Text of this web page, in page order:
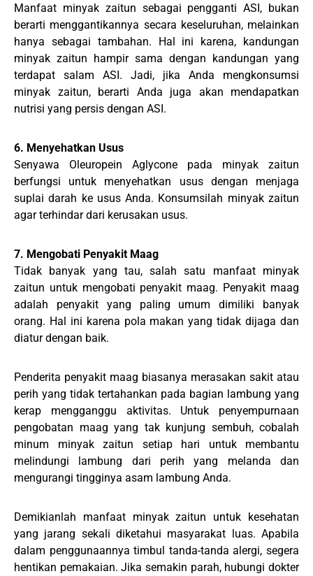
Manfaat minyak zaitun sebagai pengganti ASI, bukan
berarti menggantikannya secara keseluruhan, melainkan
hanya sebagai tambahan. Hal ini karena, kandungan
minyak zaitun hampir sama dengan kandungan yang
terdapat salam ASI. Jadi, jika Anda mengkonsumsi
minyak zaitun, berarti Anda juga akan mendapatkan
nutrisi yang persis dengan ASI.
6. Menyehatkan Usus
Senyawa Oleuropein Aglycone pada minyak zaitun
berfungsi untuk menyehatkan usus dengan menjaga
suplai darah ke usus Anda. Konsumsilah minyak zaitun
agar terhindar dari kerusakan usus.
7. Mengobati Penyakit Maag
Tidak banyak yang tau, salah satu manfaat minyak
zaitun untuk mengobati penyakit maag. Penyakit maag
adalah penyakit yang paling umum dimiliki banyak
orang. Hal ini karena pola makan yang tidak dijaga dan
diatur dengan baik.
Penderita penyakit maag biasanya merasakan sakit atau
perih yang tidak tertahankan pada bagian lambung yang
kerap mengganggu aktivitas. Untuk penyempurnaan
pengobatan maag yang tak kunjung sembuh, cobalah
minum minyak zaitun setiap hari untuk membantu
melindungi lambung dari perih yang melanda dan
mengurangi tingginya asam lambung Anda.
Demikianlah manfaat minyak zaitun untuk kesehatan
yang jarang sekali diketahui masyarakat luas. Apabila
dalam penggunaannya timbul tanda-tanda alergi, segera
hentikan pemakaian. Jika semakin parah, hubungi dokter